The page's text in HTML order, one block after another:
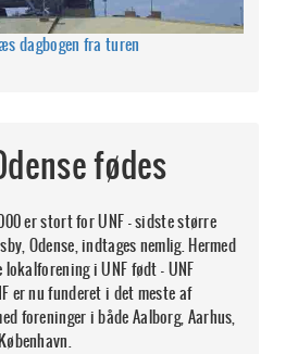
dagbogen fra turen
fødes
er stort for UNF - sidste større
Odense, indtages nemlig. Hermed
lokalforening i UNF født - UNF
er nu funderet i det meste af
foreninger i både Aalborg, Aarhus,